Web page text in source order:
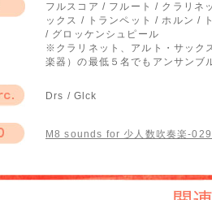
フルスコア / フルート / クラリネ
ックス / トランペット / ホルン /
/ グロッケンシュピール
※クラリネット、アルト・サック
楽器）の最低５名でもアンサンブ
Drs / Glck
M8 sounds for 少人数吹奏楽-